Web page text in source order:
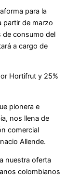
para la
partir de marzo
de consumo del
a cargo de
Hortifrut y 25%
pionera e
nos llena de
comercial
Allende.
nuestra oferta
colombianos